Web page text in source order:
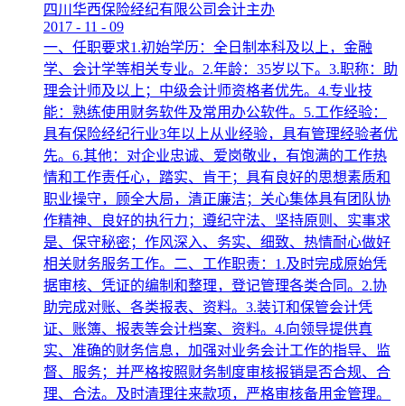
四川华西保险经纪有限公司会计主办
2017 - 11 - 09
一、任职要求1.初始学历：全日制本科及以上，金融
学、会计学等相关专业。2.年龄：35岁以下。3.职称：助
理会计师及以上；中级会计师资格者优先。4.专业技
能：熟练使用财务软件及常用办公软件。5.工作经验：
具有保险经纪行业3年以上从业经验，具有管理经验者优
先。6.其他：对企业忠诚、爱岗敬业，有饱满的工作热
情和工作责任心，踏实、肯干；具有良好的思想素质和
职业操守，顾全大局，清正廉洁；关心集体具有团队协
作精神、良好的执行力；遵纪守法、坚持原则、实事求
是、保守秘密；作风深入、务实、细致、热情耐心做好
相关财务服务工作。二、工作职责：1.及时完成原始凭
据审核、凭证的编制和整理，登记管理各类合同。2.协
助完成对账、各类报表、资料。3.装订和保管会计凭
证、账簿、报表等会计档案、资料。4.向领导提供真
实、准确的财务信息，加强对业务会计工作的指导、监
督、服务；并严格按照财务制度审核报销是否合规、合
理、合法。及时清理往来款项，严格审核备用金管理。